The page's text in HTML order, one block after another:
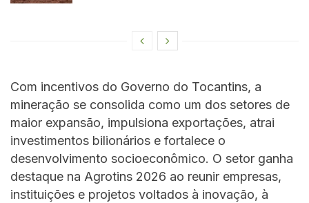
Com incentivos do Governo do Tocantins, a
mineração se consolida como um dos setores de
maior expansão, impulsiona exportações, atrai
investimentos bilionários e fortalece o
desenvolvimento socioeconômico. O setor ganha
destaque na Agrotins 2026 ao reunir empresas,
instituições e projetos voltados à inovação, à